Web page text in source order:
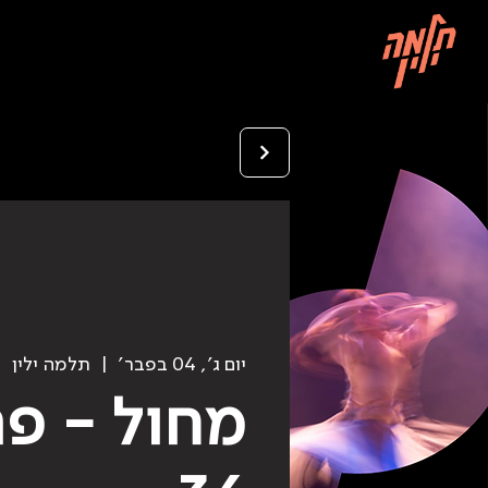
יום ג׳, 04 בפבר׳
  |
תלמה ילין
מחול -